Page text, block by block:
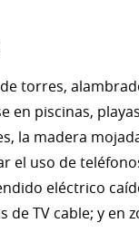
torres,
en piscinas,
la madera
el uso de
eléctrico
de TV cable; y